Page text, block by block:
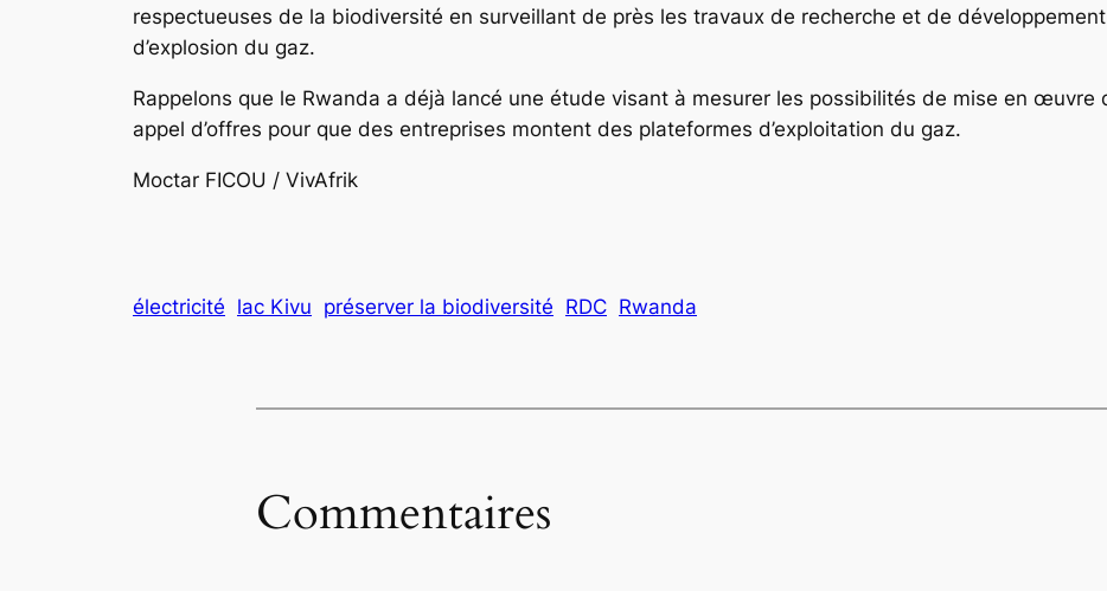
respectueuses de la biodiversité en surveillant de près les travaux de recherche et de
d’explosion du gaz.
Rappelons que le Rwanda a déjà lancé une étude visant à mesurer les possibilités de mise en œuvre
appel d’offres pour que des entreprises montent des plateformes d’exploitation du gaz.
Moctar FICOU / VivAfrik
électricité lac Kivu préserver la biodiversité RDC Rwanda
Commentaires